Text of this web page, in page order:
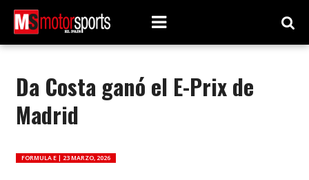
Da Costa ganó el E-Prix de
Madrid
FORMULA E | 23 MARZO, 2026